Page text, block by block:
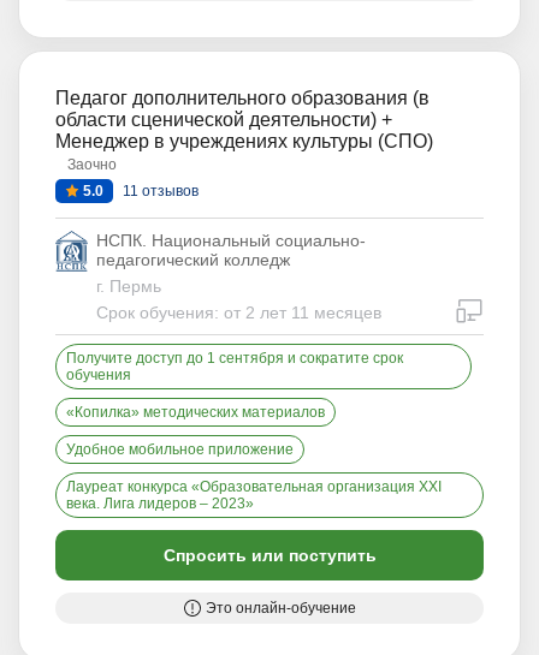
Педагог дополнительного образования (в
области сценической деятельности) +
Менеджер в учреждениях культуры (СПО)
Заочно
5.0
11 отзывов
НСПК. Национальный социально-
педагогический колледж
г. Пермь
Срок обучения: от 2 лет 11 месяцев
Получите доступ до 1 сентября и сократите срок
обучения
«Копилка» методических материалов
Удобное мобильное приложение
Лауреат конкурса «Образовательная организация XXI
века. Лига лидеров – 2023»
Спросить или поступить
Это онлайн-обучение